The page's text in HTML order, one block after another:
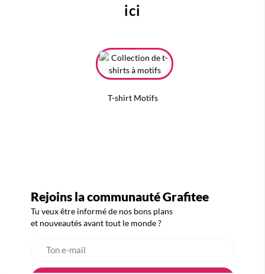
ici
T-shirt Motifs
Rejoins la communauté Grafitee
Tu veux être informé de nos bons plans
et nouveautés avant tout le monde ?